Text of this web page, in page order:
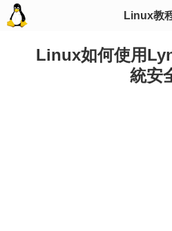
Linux教
Linux如何使用
統安